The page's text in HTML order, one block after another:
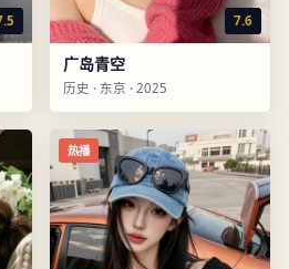
7.6
广岛青空
历史 · 东京 · 2025
热播